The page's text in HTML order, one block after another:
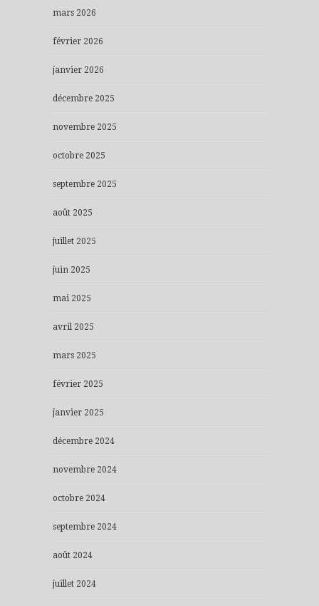
mars 2026
février 2026
janvier 2026
décembre 2025
novembre 2025
octobre 2025
septembre 2025
août 2025
juillet 2025
juin 2025
mai 2025
avril 2025
mars 2025
février 2025
janvier 2025
décembre 2024
novembre 2024
octobre 2024
septembre 2024
août 2024
juillet 2024